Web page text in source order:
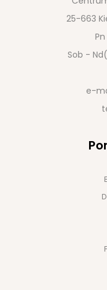
25-663
Sob -
e-